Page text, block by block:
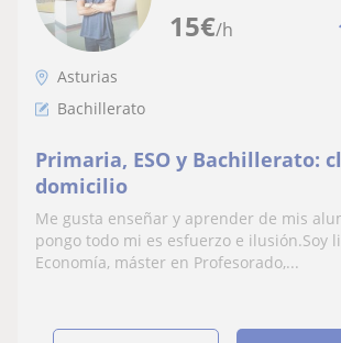
15€/h
Asturias
Bachillerato
Primaria, ESO y Bachillerato:
domicilio
Me gusta enseñar y aprender de mis
pongo todo mi es esfuerzo e ilusión.Soy
Economía, máster en Profesorado,...